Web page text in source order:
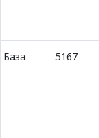
База 5167